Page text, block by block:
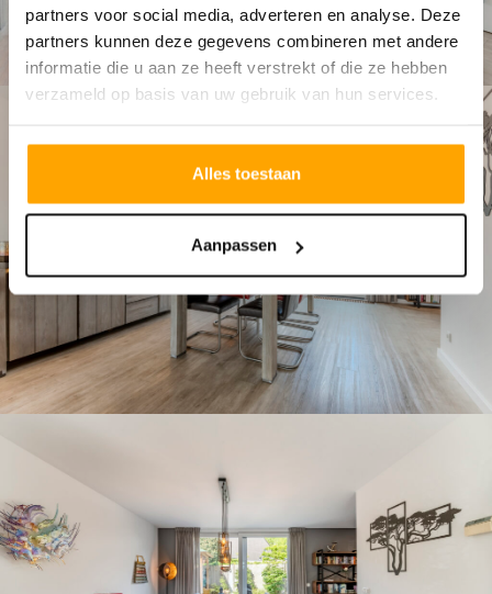
partners voor social media, adverteren en analyse. Deze
partners kunnen deze gegevens combineren met andere
informatie die u aan ze heeft verstrekt of die ze hebben
verzameld op basis van uw gebruik van hun services.
Alles toestaan
Aanpassen